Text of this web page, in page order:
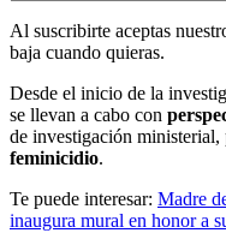
Al suscribirte aceptas
baja cuando quieras.
Desde el inicio de la
se llevan a cabo con
de investigación
feminicidio.
Te puede interesar: Madre
inaugura mural en honor a